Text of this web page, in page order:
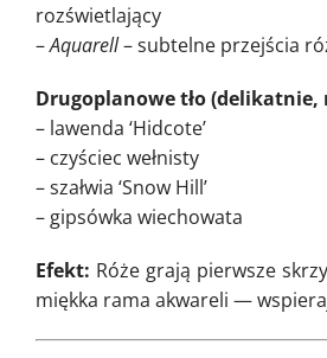
rozświetlający
–Aquarell– subtelne przejścia
Drugoplanowe tło
– lawenda ‘Hidcote’
– czyściec wełnisty
– szałwia ‘Snow Hill’
– gipsówka wiechowata
Efekt: Róże grają pierwsze
miękka rama akwareli —